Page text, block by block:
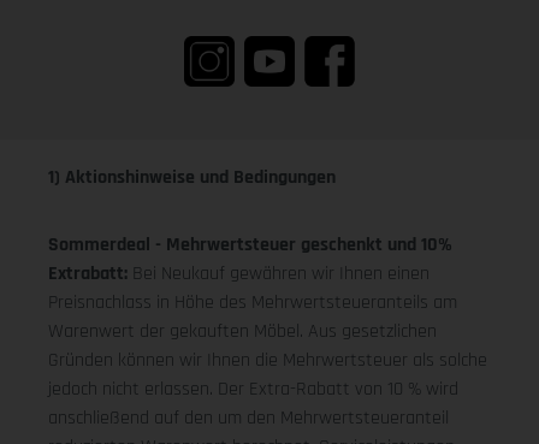
1) Aktionshinweise und Bedingungen
Sommerdeal - Mehrwertsteuer geschenkt und 10%
Extrabatt: Bei Neukauf gewähren wir Ihnen einen
Preisnachlass in Höhe des Mehrwertsteueranteils am
Warenwert der gekauften Möbel. Aus gesetzlichen
Gründen können wir Ihnen die Mehrwertsteuer als solche
jedoch nicht erlassen. Der Extra-Rabatt von 10 % wird
anschließend auf den um den Mehrwertsteueranteil